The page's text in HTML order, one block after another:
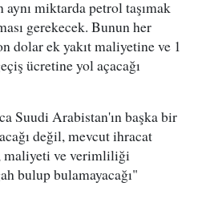
miktarda petrol taşımak
gerekecek. Bunun her
dolar ek yakıt maliyetine ve 1
ücretine yol açacağı
Suudi Arabistan'ın başka bir
değil, mevcut ihracat
maliyeti ve verimliliği
bulup bulamayacağı"